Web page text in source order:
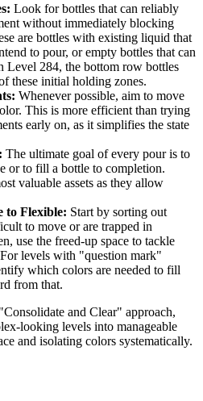
Look for bottles that can reliably
without immediately blocking
are bottles with existing liquid that
to pour, or empty bottles that can
Level 284, the bottom row bottles
these initial holding zones.
Whenever possible, aim to move
This is more efficient than trying
early on, as it simplifies the state
The ultimate goal of every pour is to
or to fill a bottle to completion.
valuable assets as they allow
to Flexible: Start by sorting out
to move or are trapped in
use the freed-up space to tackle
levels with "question mark"
which colors are needed to fill
from that.
and Clear" approach,
looking levels into manageable
and isolating colors systematically.